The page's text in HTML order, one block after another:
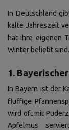
In Deutschland
kalte Jahreszeit
hat ihre eigenen
Winter beliebt sind.
1.
In Bayern ist der
fluffige
wird oft mit
Apfelmus